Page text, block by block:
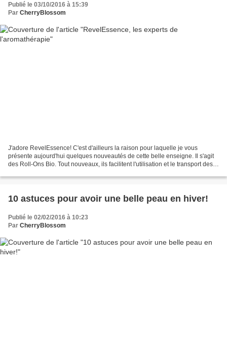
Publié le 03/10/2016 à 15:39
Par CherryBlossom
J'adore RevelEssence! C'est d'ailleurs la raison pour laquelle je vous
présente aujourd'hui quelques nouveautés de cette belle enseigne. Il s'agit
des Roll-Ons Bio. Tout nouveaux, ils facilitent l'utilisation et le transport des
10 astuces pour avoir une belle peau en hiver!
Publié le 02/02/2016 à 10:23
Par CherryBlossom